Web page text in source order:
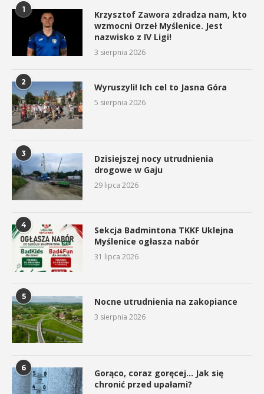
1
Krzysztof Zawora zdradza nam, kto
wzmocni Orzeł Myślenice. Jest
nazwisko z IV Ligi!
3 sierpnia 2026
2 Wyruszyli! Ich cel to Jasna Góra
5 sierpnia 2026
3
Dzisiejszej nocy utrudnienia
drogowe w Gaju
29 lipca 2026
4
Sekcja Badmintona TKKF Uklejna
Myślenice ogłasza nabór
31 lipca 2026
5 Nocne utrudnienia na zakopiance
3 sierpnia 2026
6
Gorąco, coraz goręcej… Jak się
chronić przed upałami?